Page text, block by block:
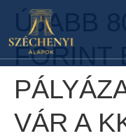
ÚJABB
FORINT
VÁR A